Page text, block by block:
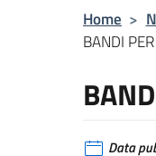
Home >
BANDI
Data